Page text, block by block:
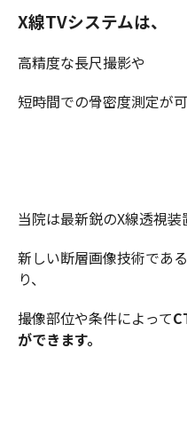
X線TVシステムは、
高精度な長尺撮影や
短時間での骨密度測定が
当院は最新鋭のX線透視装
新しい断層画像技術である
り、
撮像部位や条件によって
ができます。